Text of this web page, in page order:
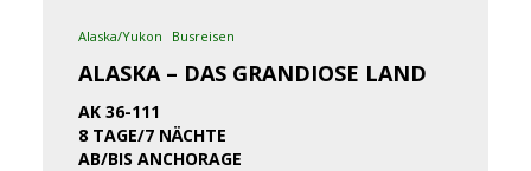
Alaska/Yukon Busreisen
ALASKA – DAS GRANDIOSE LAND
AK 36-111
8 TAGE/7 NÄCHTE
AB/BIS ANCHORAGE